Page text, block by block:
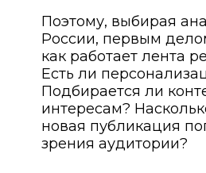
Поэтому, выбирая
России, первым
как работает лента
Есть ли
Подбирается ли
интересам?
новая публикация
зрения аудитории?